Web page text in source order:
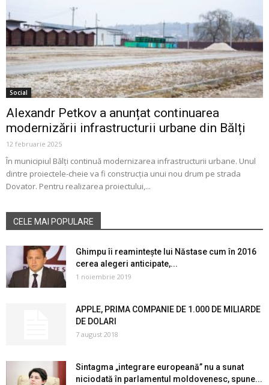
Social
Alexandr Petkov a anunțat continuarea
modernizării infrastructurii urbane din Bălți
12 februarie 2025
În municipiul Bălți continuă modernizarea infrastructurii urbane. Unul
dintre proiectele-cheie va fi construcția unui nou drum pe strada
Dovator. Pentru realizarea proiectului,...
CELE MAI POPULARE
Ghimpu îi reamintește lui Năstase cum în 2016
cerea alegeri anticipate,...
1 noiembrie 2019
APPLE, PRIMA COMPANIE DE 1.000 DE MILIARDE
DE DOLARI
7 august 2018
Sintagma „integrare europeană” nu a sunat
niciodată în parlamentul moldovenesc, spune...